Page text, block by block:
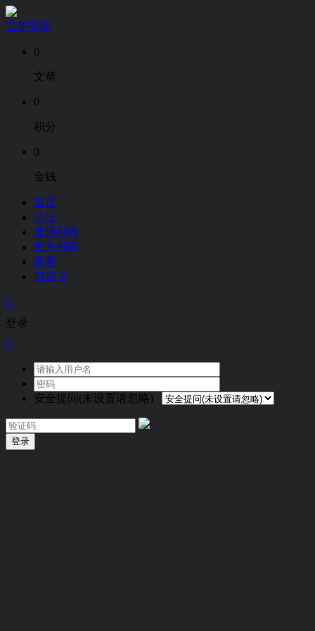
立即登录
0
文章
0
积分
0
金钱
首页
论坛
普通列表
图片列表
搜索
自定义

登录

安全提问(未设置请忽略)
登录